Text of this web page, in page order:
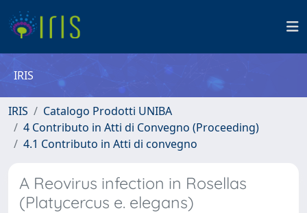
IRIS
IRIS
Catalogo Prodotti UNIBA
4 Contributo in Atti di Convegno (Proceeding)
4.1 Contributo in Atti di convegno
A Reovirus infection in Rosellas
(Platycercus e. elegans)